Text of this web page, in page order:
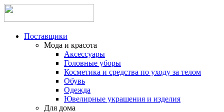
Поставщики
Мода и красота
Аксессуары
Головные уборы
Косметика и средства по уходу за телом
Обувь
Одежда
Ювелирные украшения и изделия
Для дома